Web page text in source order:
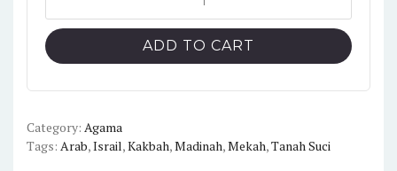
Suci
quantity
ADD TO CART
Category: Agama
Tags: Arab,Israil,Kakbah,Madinah,Mekah,Tanah Suci